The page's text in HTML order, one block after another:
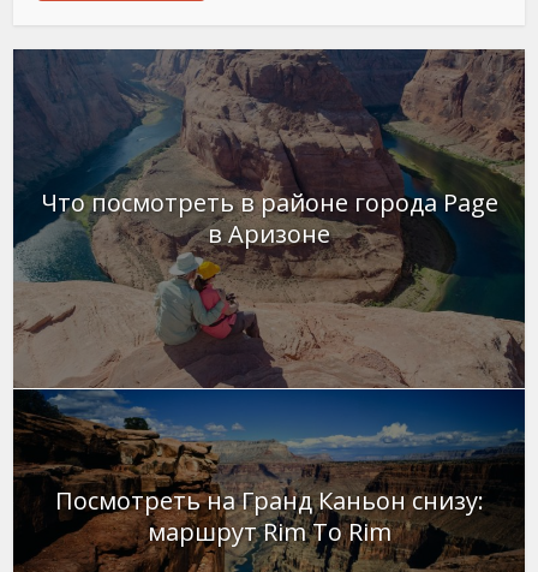
Что посмотреть в районе города Page
в Аризоне
Посмотреть на Гранд Каньон снизу:
маршрут Rim To Rim